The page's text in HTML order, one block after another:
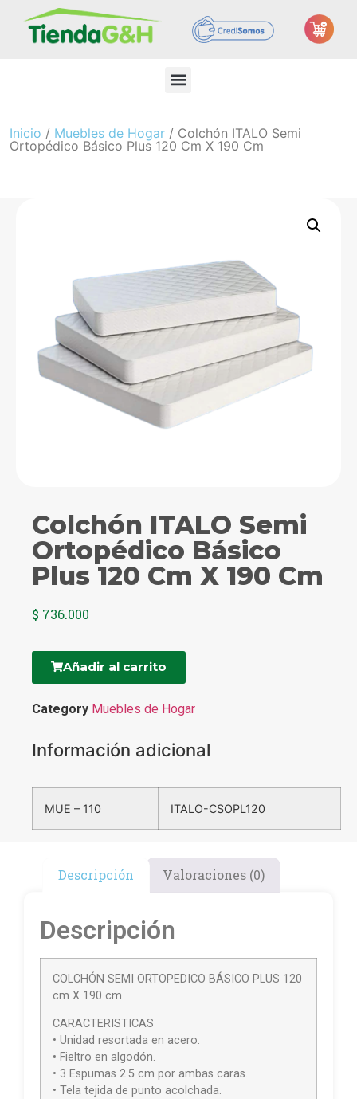
Inicio / Muebles de Hogar / Colchón ITALO Semi
Ortopédico Básico Plus 120 Cm X 190 Cm
Colchón ITALO Semi
Ortopédico Básico
Plus 120 Cm X 190 Cm
$ 736.000
Añadir al carrito
Category Muebles de Hogar
Información adicional
MUE – 110 ITALO-CSOPL120
Descripción Valoraciones (0)
Descripción
COLCHÓN SEMI ORTOPEDICO BÁSICO PLUS 120
cm X 190 cm
CARACTERISTICAS
• Unidad resortada en acero.
• Fieltro en algodón.
• 3 Espumas 2.5 cm por ambas caras.
• Tela tejida de punto acolchada.